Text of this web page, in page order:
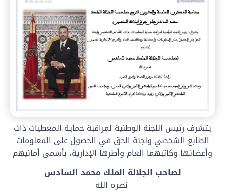
يتشرف رئيس اللجنة الوطنية لمراقبة حماية المعطيات ذات
الطابع الشخصي ولجنة الحق في الحصول على المعلومات
وأعضائها وكاتبهما العام وأطرها الإدارية، بأسمى أمانيهم
لصاحب الجلالة الملك محمد السادس
نصره الله